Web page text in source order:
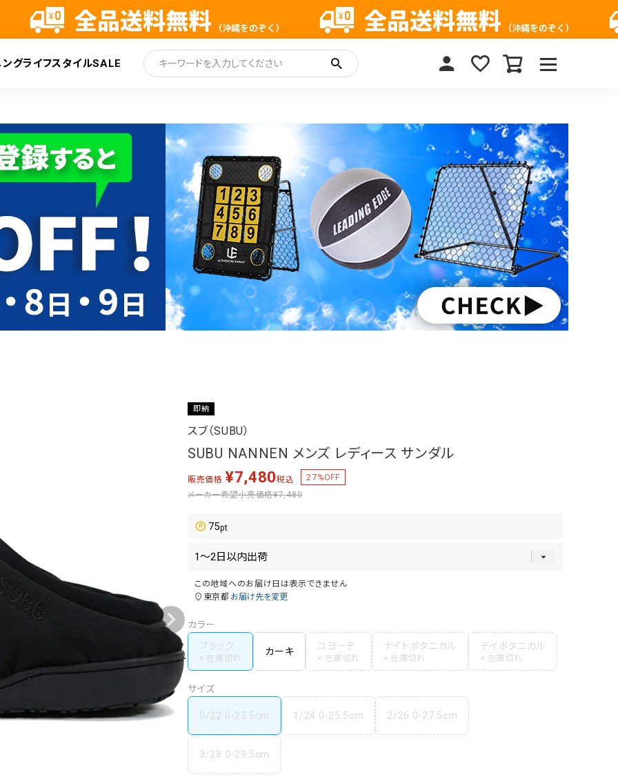
ングライフスタイルSALE
即納
スブ（SUBU）
SUBU NANNEN メンズ レディース サンダル
販売価格 ¥7,480税込 27%OFF
メーカー希望小売価格¥7,480
75
この地域へのお届け日は表示できません
東京都 お届け先を変更
カラー
ブラック
カーキ
コヨーテ ナイトボタニカル デイボタニカル
サイズ
0/22.0-23.5cm 1/24.0-25.5cm 2/26.0-27.5cm
3/28.0-29.5cm